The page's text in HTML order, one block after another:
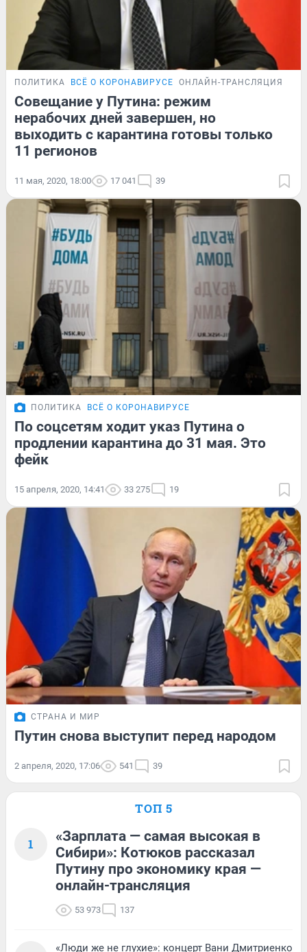
ПОЛИТИКА ВСЁ О КОРОНАВИРУСЕ ОНЛАЙН-ТРАНСЛЯЦИЯ
Совещание у Путина: режим
нерабочих дней завершен, но
выходить с карантина готовы только
11 регионов
11 мая, 2020, 18:00 17 041 39
ПОЛИТИКА ВСЁ О КОРОНАВИРУСЕ
По соцсетям ходит указ Путина о
продлении карантина до 31 мая. Это
фейк
15 апреля, 2020, 14:41 33 275 19
СТРАНА И МИР
Путин снова выступит перед народом
2 апреля, 2020, 17:06 541 39
ТОП 5
1
«Зарплата — самая высокая в
Сибири»: Котюков рассказал
Путину про экономику края —
онлайн-трансляция
53 973 137
«Люди же не глухие»: концерт Вани Дмитриенко